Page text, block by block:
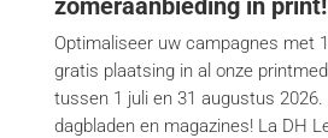
zomeraanbieding in print!
Optimaliseer uw campagnes met
gratis plaatsing in al onze
tussen 1 juli en 31 augustus
dagbladen en magazines! La DH